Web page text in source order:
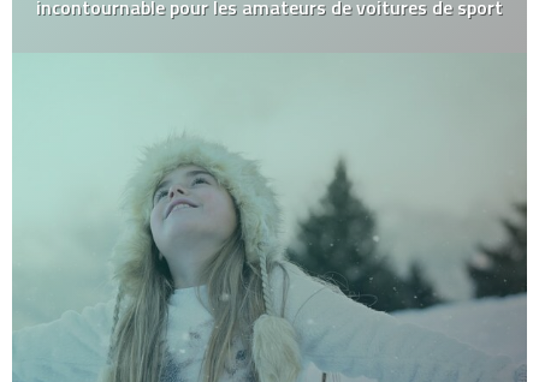
incontournable pour les amateurs de voitures de sport